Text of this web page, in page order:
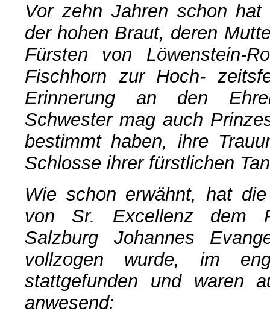
Vor zehn Jahren schon
der hohen Braut, deren
Fürsten von Löwenstein-
Fischhorn zur Hoch-
Erinnerung an den
Schwester mag auch
bestimmt haben, ihre
Schlosse ihrer fürstlichen
Wie schon erwähnt, hat
von Sr. Excellenz dem
Salzburg Johannes
vollzogen wurde, im
stattgefunden und waren
anwesend: